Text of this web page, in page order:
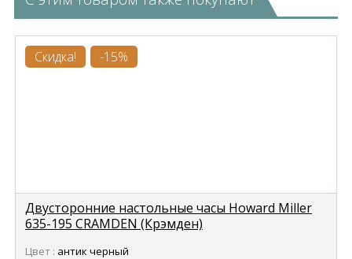
Скидка! -15%
Двусторонние настольные часы Howard Miller
635-195 CRAMDEN (Крэмден)
Цвет : антик черный